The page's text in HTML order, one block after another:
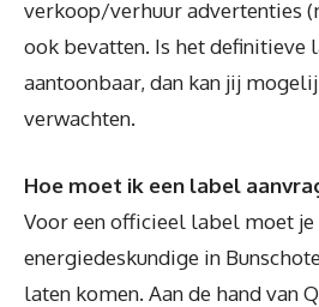
verkoop/verhuur advertenties
ook bevatten. Is het definitieve
aantoonbaar, dan kan jij
verwachten.
Hoe moet ik een label
Voor een officieel label moet je
energiedeskundige in
laten komen. Aan de hand van